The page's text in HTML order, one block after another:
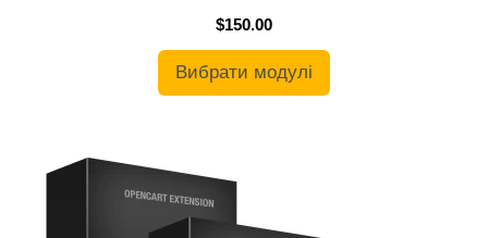
$150.00
Вибрати модулі